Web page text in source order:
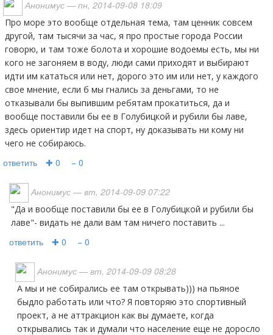
Анонимус — пн, 2014-09-08 18:09
Про море это вообще отдельная тема, там ценник совсем
другой, там тысячи за час, я про простые города России
говорю, и там тоже болота и хорошие водоемы есть, мы ни
кого не загоняем в воду, люди сами приходят и выбирают
идти им кататься или нет, дорого это им или нет, у каждого
свое мнение, если б мы гнались за деньгами, то не
отказывали бы выпившим ребятам прокатиться, да и
вообще поставили бы ее в Голубицкой и рубили бы лаве,
здесь ориентир идет на спорт, ну доказывать ни кому ни
чего не собираюсь.
ответить ✚ 0 − 0
Анонимус — вт, 2014-09-09 07:22
"да и вообще поставили бы ее в Голубицкой и рубили бы
лаве"- видать не дали вам там ничего поставить ...
ответить ✚ 0 − 0
Анонимус — вт, 2014-09-09 08:28
А мы и не собирались ее там открывать))) на пьяное
быдло работать или что? Я повторяю это спортивный
проект, а не аттракцион как вы думаете, когда
открывались так и думали что население еще не доросло